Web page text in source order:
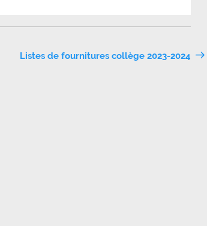
Listes de fournitures collège 2023-2024